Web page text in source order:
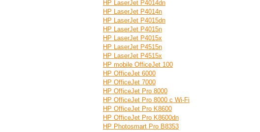
HP LaserJet P4014dn
HP LaserJet P4014n
HP LaserJet P4015dn
HP LaserJet P4015n
HP LaserJet P4015x
HP LaserJet P4515n
HP LaserJet P4515x
HP mobile OfficeJet 100
HP OfficeJet 6000
HP OfficeJet 7000
HP OfficeJet Pro 8000
HP OfficeJet Pro 8000 с Wi-Fi
HP OfficeJet Pro K8600
HP OfficeJet Pro K8600dn
HP Photosmart Pro B8353